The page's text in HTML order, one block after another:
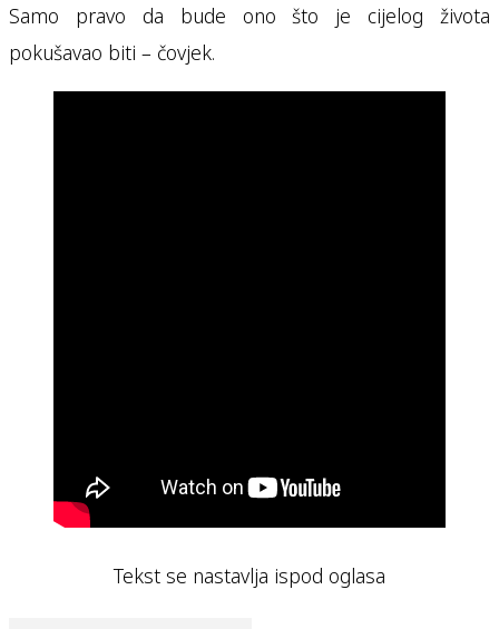
Samo pravo da bude ono što je cijelog života
pokušavao biti – čovjek.
Tekst se nastavlja ispod oglasa